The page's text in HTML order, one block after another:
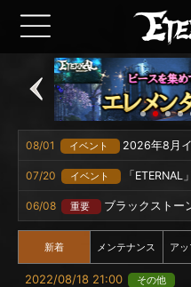
08/01 イベント 2026年8月
07/20 イベント 「
06/08 重要 ブラックストー
新着 メンテナンス ア
2022/08/18 21:00 その他